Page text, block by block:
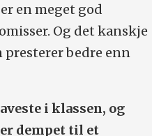
en meget god
Og det kanskje
presterer bedre enn
i klassen, og
dempet til et